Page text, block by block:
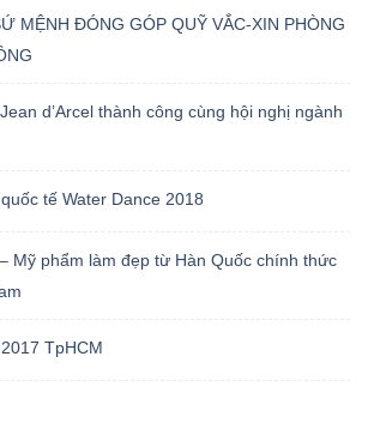
MỆNH ĐÓNG GÓP QUỸ VẮC-XIN PHÒNG
d’Arcel thành công cùng hội nghị ngành
tế Water Dance 2018
Mỹ phẩm làm đẹp từ Hàn Quốc chính thức
TpHCM